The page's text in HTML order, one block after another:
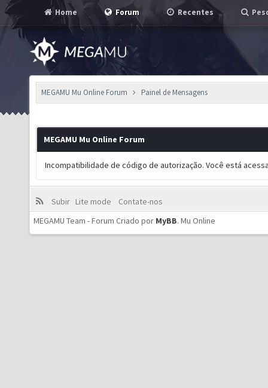
Home Forum Recentes
MEGAMU Mu Online Forum Painel de Mensagens
MEGAMU Mu Online Forum
Incompatibilidade de código de autorização. Você está
Subir Lite mode
Contate-nos
MEGAMU Team - Forum Criado por MyBB. Mu Online